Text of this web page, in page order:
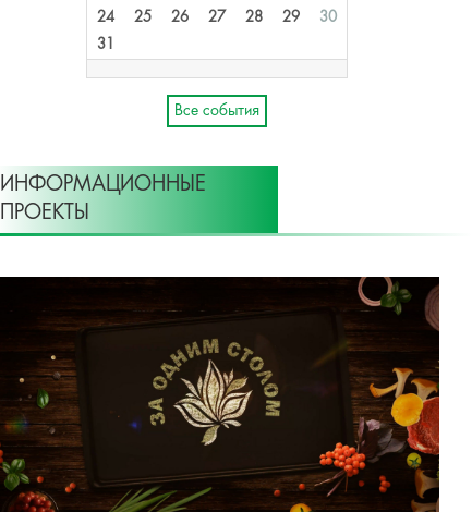
24
25 26 27 28 29
30
31
Все события
ИНФОРМАЦИОННЫЕ
ПРОЕКТЫ